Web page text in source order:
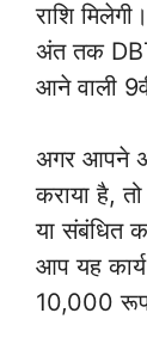
राशि
अंत तक
आने वाली
अगर आपने
कराया है,
या संबंधित
आप यह
10,000